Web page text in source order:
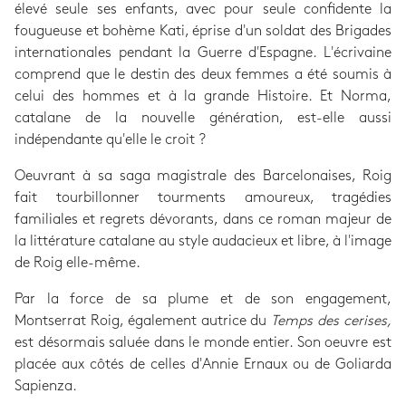
élevé seule ses enfants, avec pour seule confidente la
fougueuse et bohème Kati, éprise d'un soldat des Brigades
internationales pendant la Guerre d'Espagne. L'écrivaine
comprend que le destin des deux femmes a été soumis à
celui des hommes et à la grande Histoire. Et Norma,
catalane de la nouvelle génération, est-elle aussi
indépendante qu'elle le croit ?
Oeuvrant à sa saga magistrale des Barcelonaises, Roig
fait tourbillonner tourments amoureux, tragédies
familiales et regrets dévorants, dans ce roman majeur de
la littérature catalane au style audacieux et libre, à l'image
de Roig elle-même.
Par la force de sa plume et de son engagement,
Montserrat Roig, également autrice du Temps des cerises,
est désormais saluée dans le monde entier. Son oeuvre est
placée aux côtés de celles d'Annie Ernaux ou de Goliarda
Sapienza.